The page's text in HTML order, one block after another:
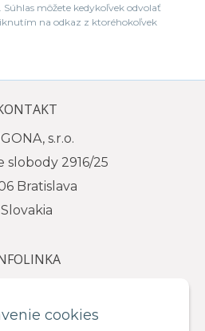
cookies
môžete kedykoľvek odvolať
na odkaz z ktoréhokoľvek
s.r.o.
slobody 2916/25
Bratislava
Slovakia